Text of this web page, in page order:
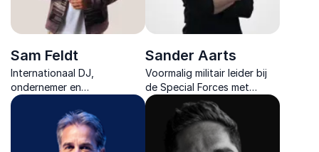
Sam Feldt
Internationaal DJ,
ondernemer en
changemaker met visie op
duurzaam succes laat zien
hoe creativiteit en
duurzaamheid leidt tot
Sander Aarts
Voormalig militair leider bij
de Special Forces met
ongekende expertise in
leiderschap mentale kracht
en topprestaties in de
meest extreme